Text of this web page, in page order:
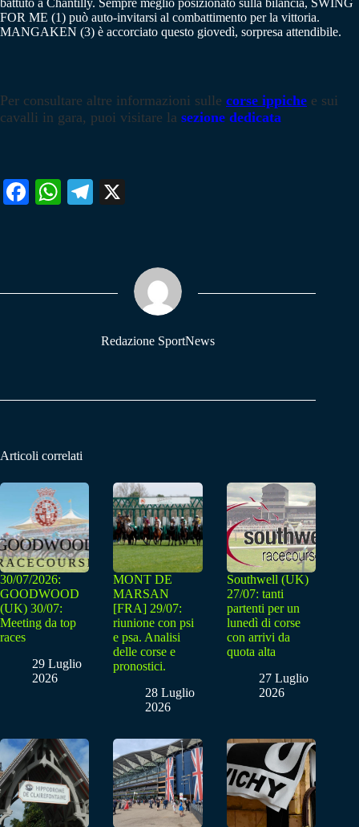
battuto a Chantilly. Sempre meglio posizionato sulla bilancia, SWING
FOR ME (1) può auto-invitarsi al combattimento per la vittoria.
MANGAKEN (3) è accorciato questo giovedì, sorpresa attendibile.
Per consultare altre informazioni sulle corse ippiche e sui
cavalli in gara, puoi visitare la sezione dedicata
Fa W
pp
Te
m
Redazione SportNews
Articoli correlati
30/07/2026:
GOODWOOD
(UK) 30/07:
Meeting da top
races
29 Luglio
2026
MONT DE
MARSAN
[FRA] 29/07:
riunione con psi
e psa. Analisi
delle corse e
pronostici.
28 Luglio
2026
Southwell (UK)
27/07: tanti
partenti per un
lunedì di corse
con arrivi da
quota alta
27 Luglio
2026